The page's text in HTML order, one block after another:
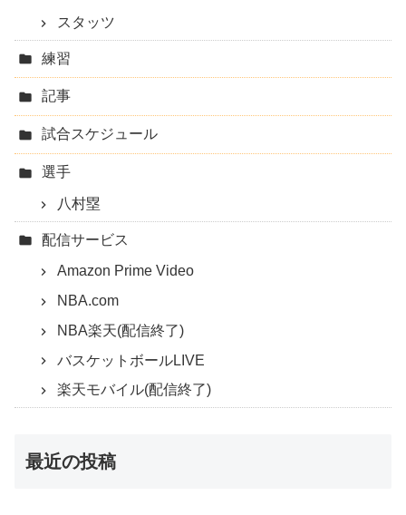
スタッツ
練習
記事
試合スケジュール
選手
八村塁
配信サービス
Amazon Prime Video
NBA.com
NBA楽天(配信終了)
バスケットボールLIVE
楽天モバイル(配信終了)
最近の投稿